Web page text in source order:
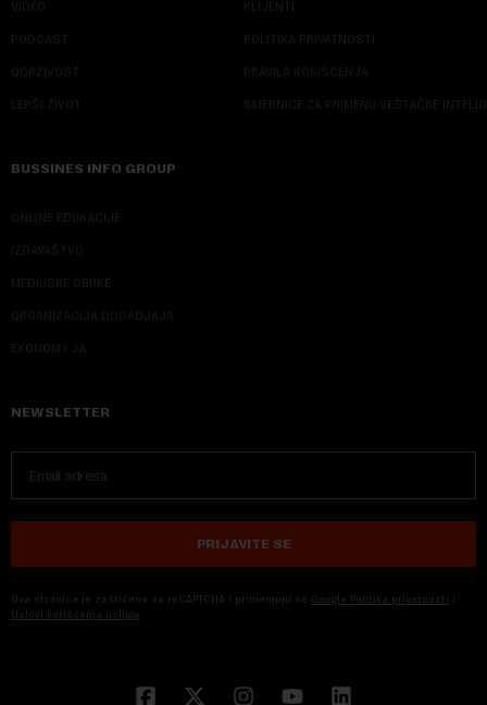
VIDEO
PODCAST
ODRŽIVOST
LEPŠI ŽIVOT
KLIJENTI
POLITIKA PRIVATNOSTI
PRAVILA KORIŠĆENJA
SMERNICE ZA PRIMENU VEŠTAČKE
BUSSINES INFO GROUP
ONLINE EDUKACIJE
IZDAVAŠTVO
MEDIJSKE OBUKE
ORGANIZACIJA DOGADJAJA
EKONOM I JA
NEWSLETTER
PRIJAVITE SE
Ova stranica je zaštićena sa reCAPTCHA i primenjuju se Google Politika privatnosti i
Uslovi korišćenja usluge